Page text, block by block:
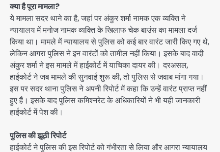
क्या है पूरा मामला?
ये मामला सदर थाने का है, जहां पर अंकुर शर्मा नामक एक व्यक्ति ने
न्यायालय में मनोज नामक व्यक्ति के खिलाफ चेक बाउंस का मामला दर्ज
किया था। मामले में न्यायालय से पुलिस को कई बार वारंट जारी किए गए थे,
लेकिन आगरा पुलिस ने इन वारंटों को तामील नहीं किया। इसके बाद वादी
अंकुर शर्मा ने इस मामले में हाईकोर्ट में याचिका दायर की। दरअसल,
हाईकोर्ट ने जब मामले की सुनवाई शुरू की, तो पुलिस से जवाब मांगा गया।
इस पर सदर थाना पुलिस ने अपनी रिपोर्ट में कहा कि उन्हें वारंट प्राप्त नहीं
हुए हैं। इसके बाद पुलिस कमिश्नरेट के अधिकारियों ने भी यही जानकारी
हाईकोर्ट में पेश की।
पुलिस की झूठी रिपोर्ट
हाईकोर्ट ने पुलिस की इस रिपोर्ट को गंभीरता से लिया और आगरा न्यायालय